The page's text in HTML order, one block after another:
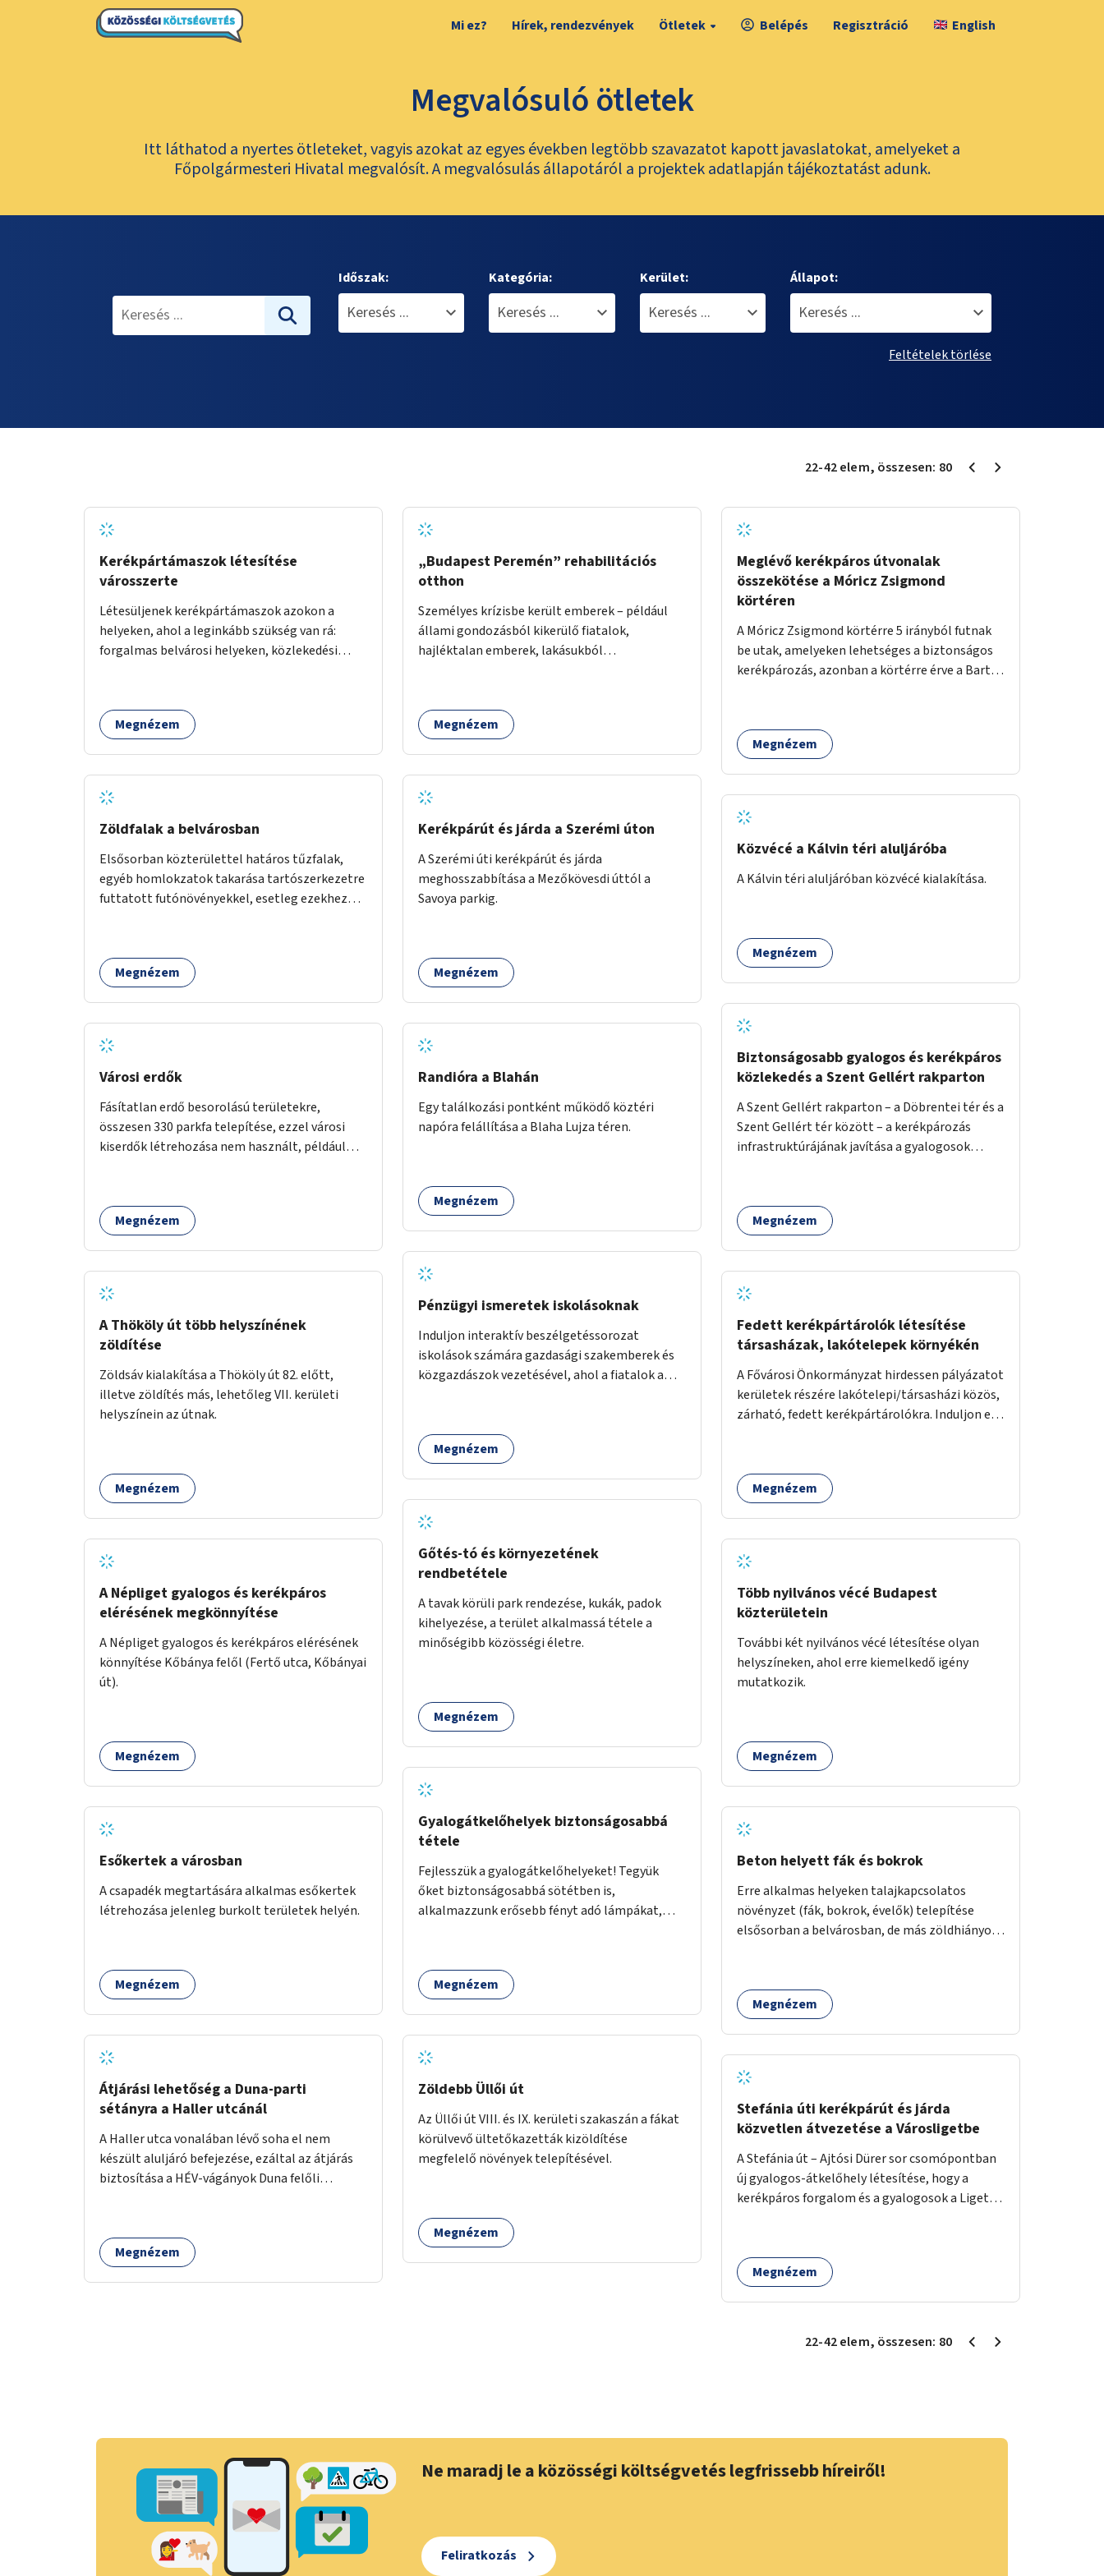
Mi ez? Hírek, rendezvények Ötletek Belépés Regisztráció English
Megvalósuló ötletek
Itt láthatod a nyertes ötleteket, vagyis azokat az egyes években legtöbb szavazatot kapott javaslatokat, amelyeket a
Főpolgármesteri Hivatal megvalósít. A megvalósulás állapotáról a projektek adatlapján tájékoztatást adunk.
Időszak: Kategória: Kerület: Állapot:
Feltételek törlése
22-42elem, összesen: 80
Kerékpártámaszok létesítése
városszerte
Létesüljenek kerékpártámaszok azokon a
helyeken, ahol a leginkább szükség van rá:
forgalmas belvárosi helyeken, közlekedési
Megnézem
Zöldfalak a belvárosban
Elsősorban közterülettel határos tűzfalak,
egyéb homlokzatok takarása tartószerkezetre
futtatott futónövényekkel, esetleg ezekhez
zöldfelületek mennyisége, ahol helyhiány
miatt másra nincs lehetőség.
Megnézem
Városi erdők
Fásítatlan erdő besorolású területekre,
összesen 330 parkfa telepítése, ezzel városi
kiserdők létrehozása nem használt, például
Megnézem
A Thököly út több helyszínének
zöldítése
Zöldsáv kialakítása a Thököly út 82. előtt,
illetve zöldítés más, lehetőleg VII. kerületi
helyszínein az útnak.
Megnézem
A Népliget gyalogos és kerékpáros
elérésének megkönnyítése
A Népliget gyalogos és kerékpáros elérésének
könnyítése Kőbánya felől (Fertő utca, Kőbányai
út).
Megnézem
Esőkertek a városban
A csapadék megtartására alkalmas esőkertek
létrehozása jelenleg burkolt területek helyén.
Megnézem
Átjárási lehetőség a Duna-parti
sétányra a Haller utcánál
A Haller utca vonalában lévő soha el nem
készült aluljáró befejezése, ezáltal az átjárás
biztosítása a HÉV-vágányok Duna felőli
Megnézem
„Budapest Peremén” rehabilitációs
otthon
Személyes krízisbe került emberek – például
állami gondozásból kikerülő fiatalok,
hajléktalan emberek, lakásukból
otthon megteremtése Budapest valamely
peremkerületén, civil/szakmai szervezeti
bevonja az ott lévő személyeket, és egyben a
környezettudatos és fenntartható élettel
kapcsolatos szemléletformálást is céljának
Megnézem
Kerékpárút és járda a Szerémi úton
A Szerémi úti kerékpárút és járda
meghosszabbítása a Mezőkövesdi úttól a
Savoya parkig.
Megnézem
Randióra a Blahán
Egy találkozási pontként működő köztéri
napóra felállítása a Blaha Lujza téren.
Megnézem
Pénzügyi ismeretek iskolásoknak
Induljon interaktív beszélgetéssorozat
iskolások számára gazdasági szakemberek és
közgazdászok vezetésével, ahol a fiatalok a
többalkalmas lenne, heti rendszerességgel
tartanák iskolai csoportok számára,
szervezést az Önkormányzat koordinálná, a
tematikát a szakemberek alakítanák ki, külön
figyelmet fordítva a hátrányos helyzetű
gyerekek bevonására is. A program pilot
Megnézem
Gőtés-tó és környezetének
rendbetétele
A tavak körüli park rendezése, kukák, padok
kihelyezése, a terület alkalmassá tétele a
minőségibb közösségi életre.
Megnézem
Gyalogátkelőhelyek biztonságosabbá
tétele
Fejlesszük a gyalogátkelőhelyeket! Tegyük
őket biztonságosabbá sötétben is,
alkalmazzunk erősebb fényt adó lámpákat,
számára.
Megnézem
Zöldebb Üllői út
Az Üllői út VIII. és IX. kerületi szakaszán a fákat
körülvevő ültetőkazetták kizöldítése
megfelelő növények telepítésével.
Megnézem
Meglévő kerékpáros útvonalak
összekötése a Móricz Zsigmond
körtéren
A Móricz Zsigmond körtérre 5 irányból futnak
be utak, amelyeken lehetséges a biztonságos
kerékpározás, azonban a körtérre érve a Bartók
útvonalak összekötését!
Megnézem
Közvécé a Kálvin téri aluljáróba
A Kálvin téri aluljáróban közvécé kialakítása.
Megnézem
Biztonságosabb gyalogos és kerékpáros
közlekedés a Szent Gellért rakparton
A Szent Gellért rakparton – a Döbrentei tér és a
Szent Gellért tér között – a kerékpározás
infrastruktúrájának javítása a gyalogosok
Megnézem
Fedett kerékpártárolók létesítése
társasházak, lakótelepek környékén
A Fővárosi Önkormányzat hirdessen pályázatot
kerületek részére lakótelepi/társasházi közös,
zárható, fedett kerékpártárolókra. Induljon egy
számára az üzemeltetés.
Megnézem
Több nyilvános vécé Budapest
közterületein
További két nyilvános vécé létesítése olyan
helyszíneken, ahol erre kiemelkedő igény
mutatkozik.
Megnézem
Beton helyett fák és bokrok
Erre alkalmas helyeken talajkapcsolatos
növényzet (fák, bokrok, évelők) telepítése
elsősorban a belvárosban, de más zöldhiányos
Megnézem
Stefánia úti kerékpárút és járda
közvetlen átvezetése a Városligetbe
A Stefánia út – Ajtósi Dürer sor csomópontban
új gyalogos-átkelőhely létesítése, hogy a
kerékpáros forgalom és a gyalogosok a Liget
Megnézem
22-42elem, összesen: 80
Ne maradj le a közösségi költségvetés legfrissebb híreiről!
Feliratkozás